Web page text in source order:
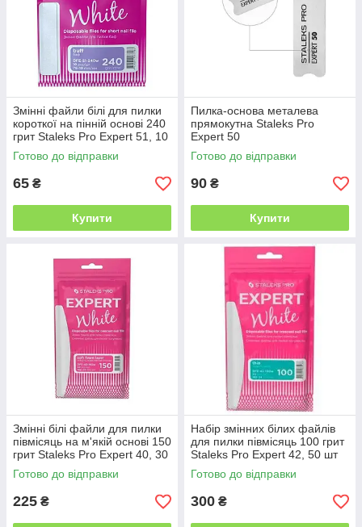
Змінні файли білі для пилки
короткої на пінній основі 240
грит Staleks Pro Expert 51, 10
шт
Готово до відправки
65 ₴
Купити
Пилка-основа металева
прямокутна Staleks Pro
Expert 50
Готово до відправки
90 ₴
Купити
Змінні білі файли для пилки
півмісяць на м'якій основі 150
грит Staleks Pro Expert 40, 30
шт
Готово до відправки
225 ₴
Набір змінних білих файлів
для пилки півмісяць 100 грит
Staleks Pro Expert 42, 50 шт
Готово до відправки
300 ₴